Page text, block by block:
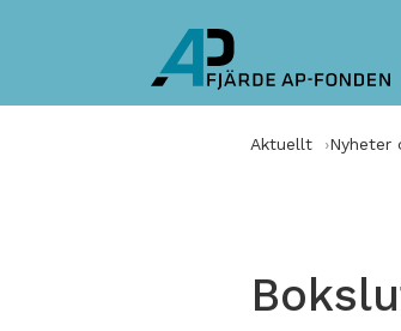
Aktuellt Nyheter